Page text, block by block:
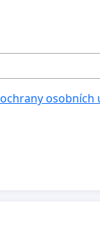
osobních